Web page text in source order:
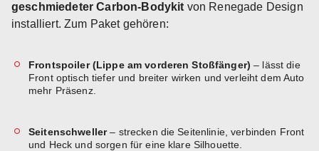
geschmiedeter Carbon-Bodykit von Renegade Design
installiert. Zum Paket gehören:
Frontspoiler (Lippe am vorderen Stoßfänger) – lässt die
Front optisch tiefer und breiter wirken und verleiht dem Auto
mehr Präsenz.
Seitenschweller– strecken die Seitenlinie, verbinden Front
und Heck und sorgen für eine klare Silhouette.